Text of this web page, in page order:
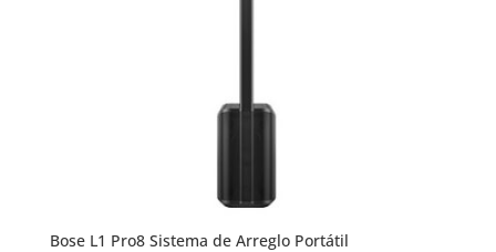
Bose L1 Pro8 Sistema de Arreglo Portátil